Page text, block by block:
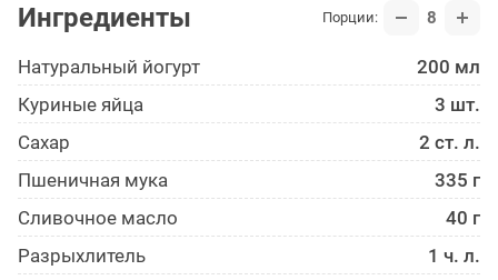
Ингредиенты Порции: 8
Натуральный йогурт
200 мл
Куриные яйца
3 шт.
Сахар
2 ст. л.
Пшеничная мука
335 г
Сливочное масло
40 г
Разрыхлитель
1 ч. л.